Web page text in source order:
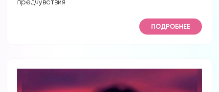
предчувствия
ПОДРОБНЕЕ